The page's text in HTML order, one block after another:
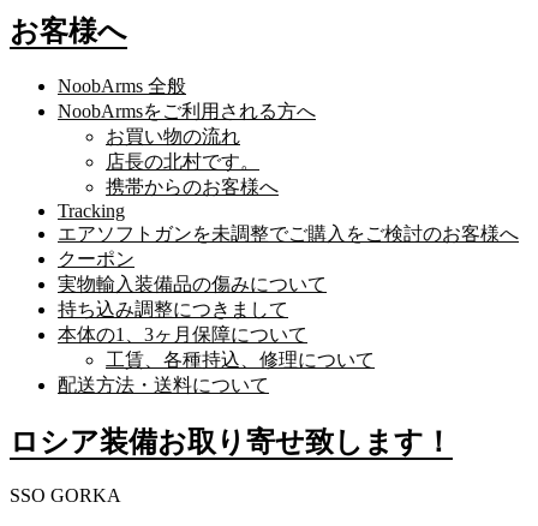
お客様へ
NoobArms 全般
NoobArmsをご利用される方へ
お買い物の流れ
店長の北村です。
携帯からのお客様へ
Tracking
エアソフトガンを未調整でご購入をご検討のお客様へ
クーポン
実物輸入装備品の傷みについて
持ち込み調整につきまして
本体の1、3ヶ月保障について
工賃、各種持込、修理について
配送方法・送料について
ロシア装備お取り寄せ致します！
SSO GORKA